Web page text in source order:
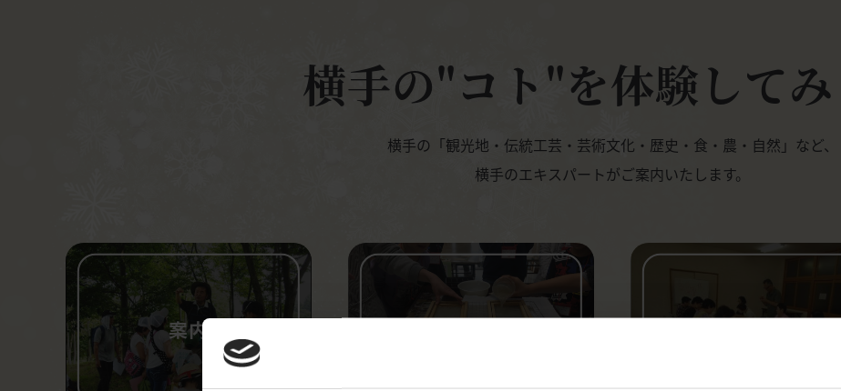
横手の"コト"を体験してみ
横手の「観光地・伝統工芸・芸術文化・歴史・食・農・自然」など、
横手のエキスパートがご案内いたします。
案内